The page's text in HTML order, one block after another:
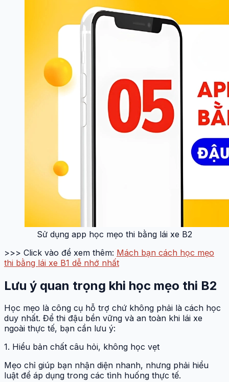
Sử dụng app học mẹo thi bằng lái xe B2
>>> Click vào để xem thêm: Mách bạn cách học mẹo
thi bằng lái xe B1 dễ nhớ nhất
Lưu ý quan trọng khi học mẹo thi B2
Học mẹo là công cụ hỗ trợ chứ không phải là cách học
duy nhất. Để thi đậu bền vững và an toàn khi lái xe
ngoài thực tế, bạn cần lưu ý:
1. Hiểu bản chất câu hỏi, không học vẹt
Mẹo chỉ giúp bạn nhận diện nhanh, nhưng phải hiểu
luật để áp dụng trong các tình huống thực tế.